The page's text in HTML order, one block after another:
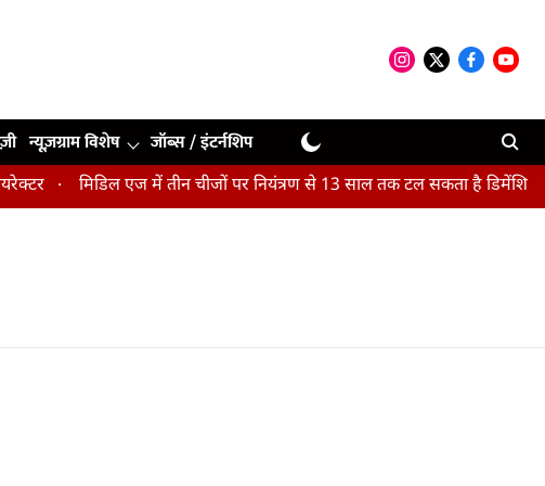
न्यूज़ग्राम विशेष जॉब्स / इंटर्नशिप
मिडिल एज में तीन चीजों पर नियंत्रण से 13 साल तक टल सकता है डिमेंशिया :